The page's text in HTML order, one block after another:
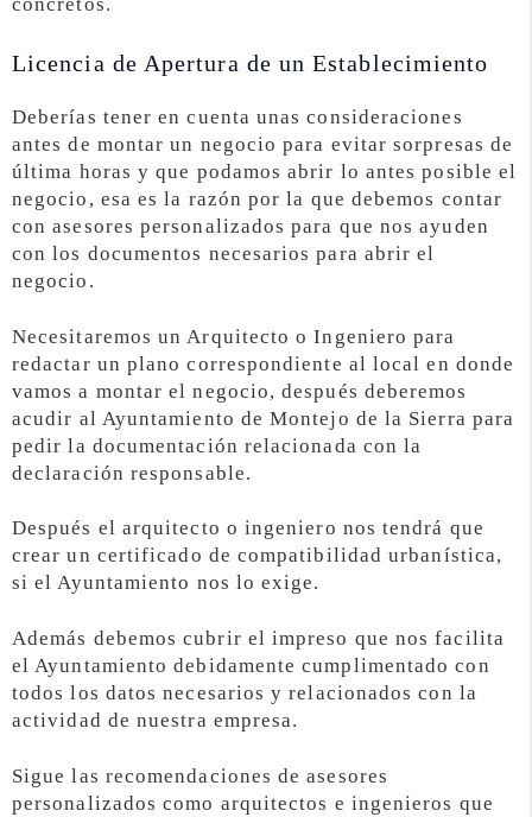
Licencia de Apertura de un Establecimiento
Deberías tener en cuenta unas consideraciones
antes de montar un negocio para evitar sorpresas de
última horas y que podamos abrir lo antes posible el
negocio, esa es la razón por la que debemos contar
con asesores personalizados para que nos ayuden
con los documentos necesarios para abrir el
negocio.
Necesitaremos un Arquitecto o Ingeniero para
redactar un plano correspondiente al local en donde
vamos a montar el negocio, después deberemos
acudir al Ayuntamiento de Montejo de la Sierra para
pedir la documentación relacionada con la
declaración responsable.
Después el arquitecto o ingeniero nos tendrá que
crear un certificado de compatibilidad urbanística,
si el Ayuntamiento nos lo exige.
Además debemos cubrir el impreso que nos facilita
el Ayuntamiento debidamente cumplimentado con
todos los datos necesarios y relacionados con la
actividad de nuestra empresa.
Sigue las recomendaciones de asesores
personalizados como arquitectos e ingenieros que